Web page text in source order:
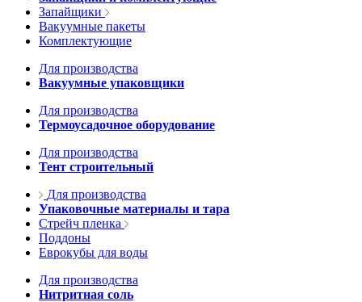
Запайщики
Вакуумные пакеты
Комплектующие
Для производства
Вакуумные упаковщики
Для производства
Термоусадочное оборудование
Для производства
Тент строительный
Для производства
Упаковочные материалы и тара
Стрейч пленка
Поддоны
Еврокубы для воды
Для производства
Нитритная соль